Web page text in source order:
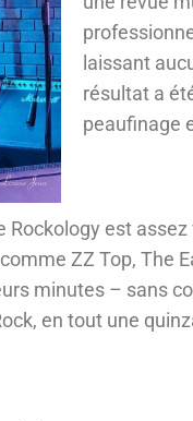
laissant
résultat a
peaufinage
Rockology est
ZZ Top, The
minutes – sans
en tout une